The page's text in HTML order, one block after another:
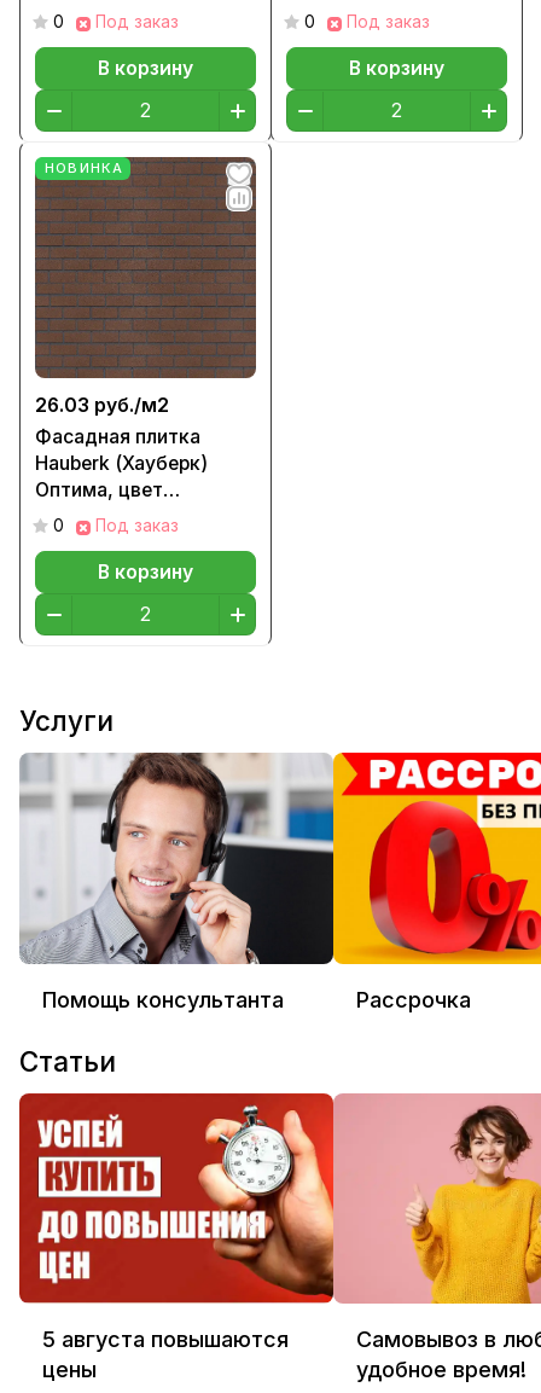
Исландский кирпич
0 Под заказ
В корзину
Византийский кирпич
0 Под заказ
В корзину
НОВИНКА
26.03 руб./м2
Фасадная плитка
Hauberk (Хауберк)
Оптима, цвет
Мальтийский кирпич
0 Под заказ
В корзину
Услуги
Помощь консультанта Рассрочка
Статьи
5 августа повышаются
цены
Самовывоз в
удобное время!